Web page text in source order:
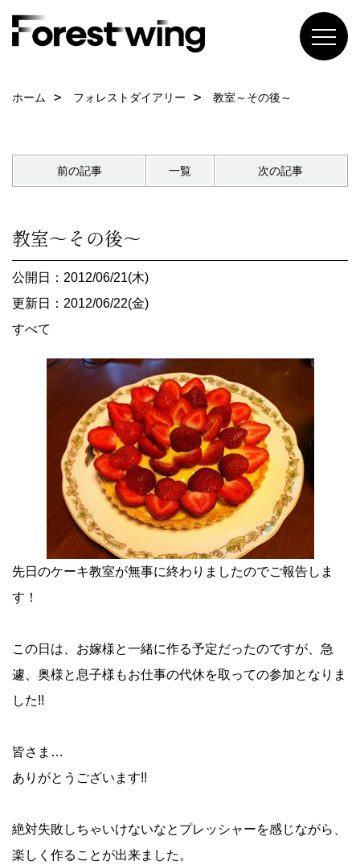
ホーム フォレストダイアリー 教室～その後～
前の記事 一覧 次の記事
教室～その後～
公開日：2012/06/21(木)
更新日：2012/06/22(金)
すべて
先日のケーキ教室が無事に終わりましたのでご報告しま
す！
この日は、お嫁様と一緒に作る予定だったのですが、急
遽、奥様と息子様もお仕事の代休を取っての参加となりま
した!!
皆さま…
ありがとうございます!!
絶対失敗しちゃいけないなとプレッシャーを感じながら、
楽しく作ることが出来ました。